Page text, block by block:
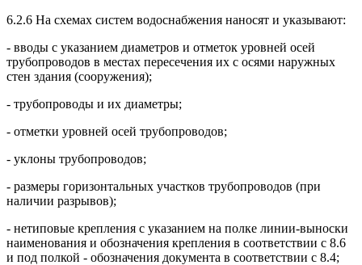
6.2.6 На схемах систем водоснабжения наносят и указывают:
- вводы с указанием диаметров и отметок уровней осей
трубопроводов в местах пересечения их с осями наружных
стен здания (сооружения);
- трубопроводы и их диаметры;
- отметки уровней осей трубопроводов;
- уклоны трубопроводов;
- размеры горизонтальных участков трубопроводов (при
наличии разрывов);
- нетиповые крепления с указанием на полке линии-выноски
наименования и обозначения крепления в соответствии с 8.6
и под полкой - обозначения документа в соответствии с 8.4;